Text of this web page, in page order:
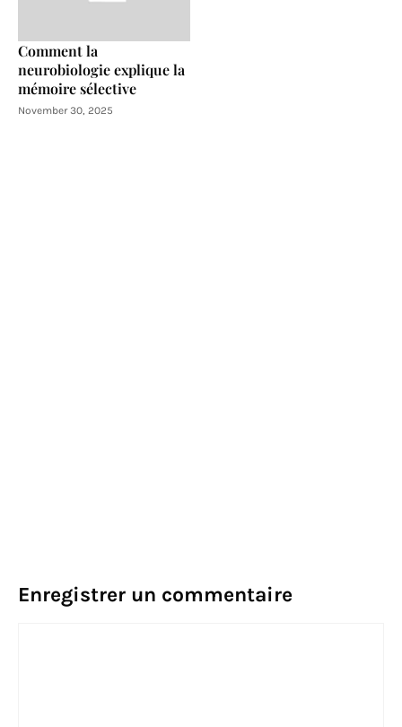
Comment la
neurobiologie explique la
mémoire sélective
November 30, 2025
Enregistrer un commentaire